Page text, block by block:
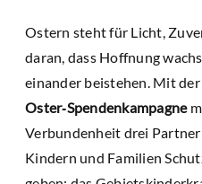
Ostern steht für Licht,
daran, dass Hoffnung
einander beistehen. Mit
Oster‑Spendenkampagne
Verbundenheit drei
Kindern und Familien